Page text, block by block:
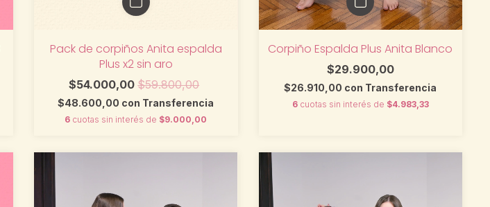
Pack de corpiños Anita espalda
Plus x2 sin aro
$54.000,00$59.800,00
$48.600,00 con Transferencia
6 cuotas sin interés de $9.000,00
Corpiño Espalda Plus Anita Blanco
$29.900,00
$26.910,00 con Transferencia
6 cuotas sin interés de $4.983,33